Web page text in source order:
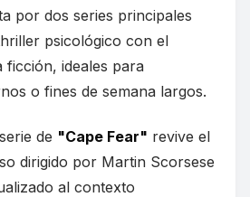
por dos series principales
psicológico con el
ficción, ideales para
o fines de semana largos.
de "Cape Fear" revive el
dirigido por Martin Scorsese
al contexto